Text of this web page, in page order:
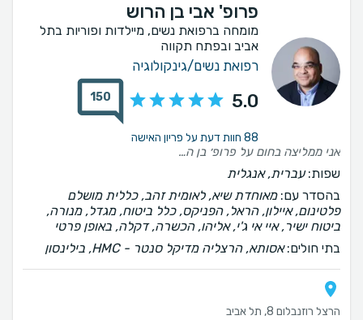
פרופ' אבי בן הרוש
מומחה ברפואת נשים, מיילדות ופוריות בתל
אביב ובפתח תקווה
רפואת נשים/גינקולוגיה
5.0
150
88 חוות דעת על פריון האישה
אני ממליצה בחום על פרופ׳ בן הרוש. לאורך כל התהליך הרגשתי שיש לי ליווי אישי ומקצועי. קיבלתי תמיד הסברים ברורים וזמינות אמיתית לכל שאלה שהיתה לי. והכי חשוב שבזכותו נכנסתי להריון וילדתי בת מהממת אחרי שנים שלא הצלחנו 🙏
שפות:עברית, אנגלית
בהסדר עם:מאוחדת שיא, לאומית זהב, כללית מושלם
פלטינום, איילון, הראל, הפניקס, כלל ביטוח, מגדל, מנורה,
ביטוח ישיר, איי אי ג'י, אליהו, הכשרה, דקלה, באופן פרטי
בתי חולים:אסותא, הרצליה מדיקל סנטר - HMC, בילינסון
הרצל רוזנבלום 8, תל אביב